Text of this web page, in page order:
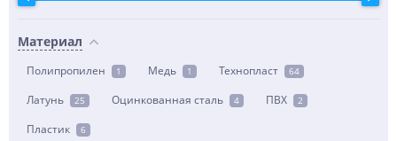
Материал
Полипропилен 1 Медь 1 Технопласт 64
Латунь 25 Оцинкованная сталь 4 ПВХ 2
Пластик 6